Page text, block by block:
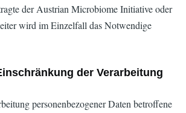
der Austrian Microbiome Initiative oder
wird im Einzelfall das Notwendige
der Verarbeitung
personenbezogener Daten betroffene